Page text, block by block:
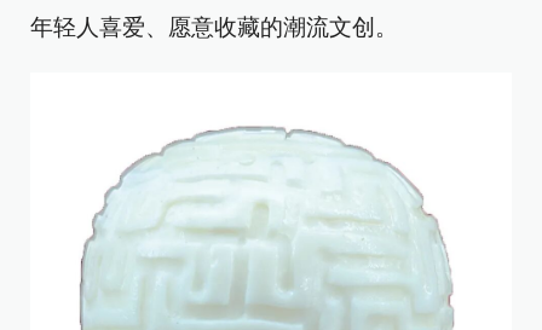
年轻人喜爱、愿意收藏的潮流文创。